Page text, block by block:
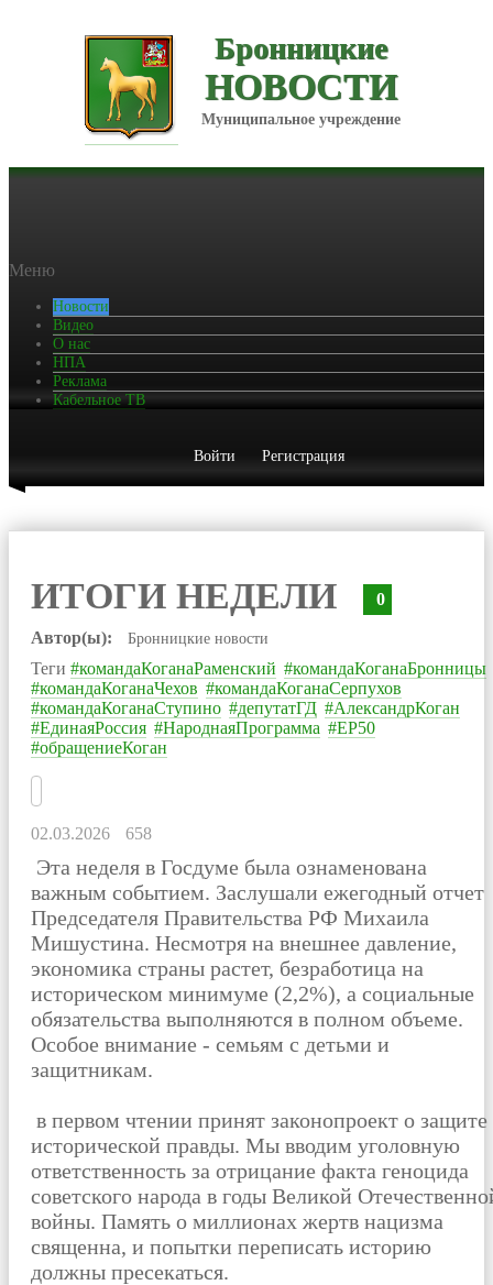
Бронницкие
НОВОСТИ
Муниципальное учреждение
Меню
Новости
Видео
О нас
НПА
Реклама
Кабельное ТВ
Войти Регистрация
ИТОГИ НЕДЕЛИ 0
Автор(ы): Бронницкие новости
Теги #командаКоганаРаменский #командаКоганаБронницы
#командаКоганаЧехов #командаКоганаСерпухов
#командаКоганаСтупино #депутатГД #АлександрКоган
#ЕдинаяРоссия #НароднаяПрограмма #ЕР50
#обращениеКоган
02.03.2026 658
Эта неделя в Госдуме была ознаменована
важным событием. Заслушали ежегодный отчет
Председателя Правительства РФ Михаила
Мишустина. Несмотря на внешнее давление,
экономика страны растет, безработица на
историческом минимуме (2,2%), а социальные
обязательства выполняются в полном объеме.
Особое внимание - семьям с детьми и
защитникам.
в первом чтении принят законопроект о защите
исторической правды. Мы вводим уголовную
ответственность за отрицание факта геноцида
советского народа в годы Великой
войны. Память о миллионах жертв нацизма
священна, и попытки переписать историю
должны пресекаться.